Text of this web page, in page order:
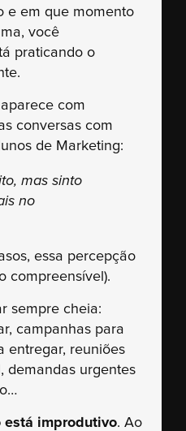
e em que momento
você
praticando o
com
conversas com
de Marketing:
mas sinto
no
essa percepção
compreensível).
sempre cheia:
campanhas para
entregar, reuniões
demandas urgentes
está improdutivo. Ao